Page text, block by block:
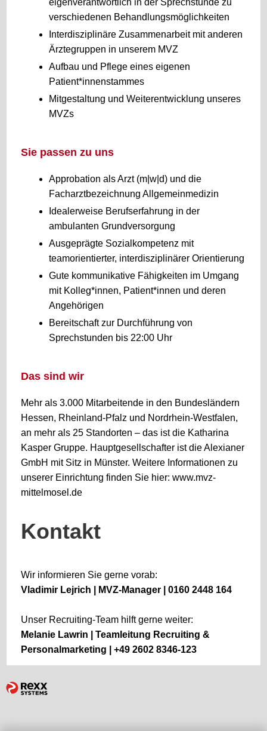
eigenverantwortlich in der Sprechstunde zu
verschiedenen Behandlungsmöglichkeiten
Interdisziplinäre Zusammenarbeit mit anderen
Ärztegruppen in unserem MVZ
Aufbau und Pflege eines eigenen
Patient*innenstammes
Mitgestaltung und Weiterentwicklung unseres
MVZs
Sie passen zu uns
Approbation als Arzt (m|w|d) und die
Facharztbezeichnung Allgemeinmedizin
Idealerweise Berufserfahrung in der
ambulanten Grundversorgung
Ausgeprägte Sozialkompetenz mit
teamorientierter, interdisziplinärer Orientierung
Gute kommunikative Fähigkeiten im Umgang
mit Kolleg*innen, Patient*innen und deren
Angehörigen
Bereitschaft zur Durchführung von
Sprechstunden bis 22:00 Uhr
Das sind wir
Mehr als 3.000 Mitarbeitende in den Bundesländern
Hessen, Rheinland-Pfalz und Nordrhein-Westfalen,
an mehr als 25 Standorten – das ist die Katharina
Kasper Gruppe. Hauptgesellschafter ist die Alexianer
GmbH mit Sitz in Münster. Weitere Informationen zu
unserer Einrichtung finden Sie hier: www.mvz-
mittelmosel.de
Kontakt
Wir informieren Sie gerne vorab:
Vladimir Lejrich | MVZ-Manager | 0160 2448 164
Unser Recruiting-Team hilft gerne weiter:
Melanie Lawrin | Teamleitung Recruiting &
Personalmarketing | +49 2602 8346-12​​​​​​3